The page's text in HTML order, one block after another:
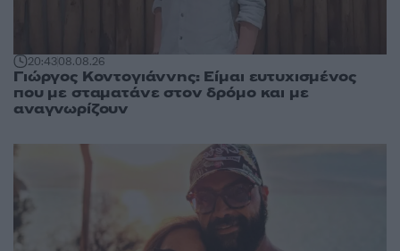
20:4308.08.26
Γιώργος Κοντογιάννης: Είμαι ευτυχισμένος
που με σταματάνε στον δρόμο και με
αναγνωρίζουν